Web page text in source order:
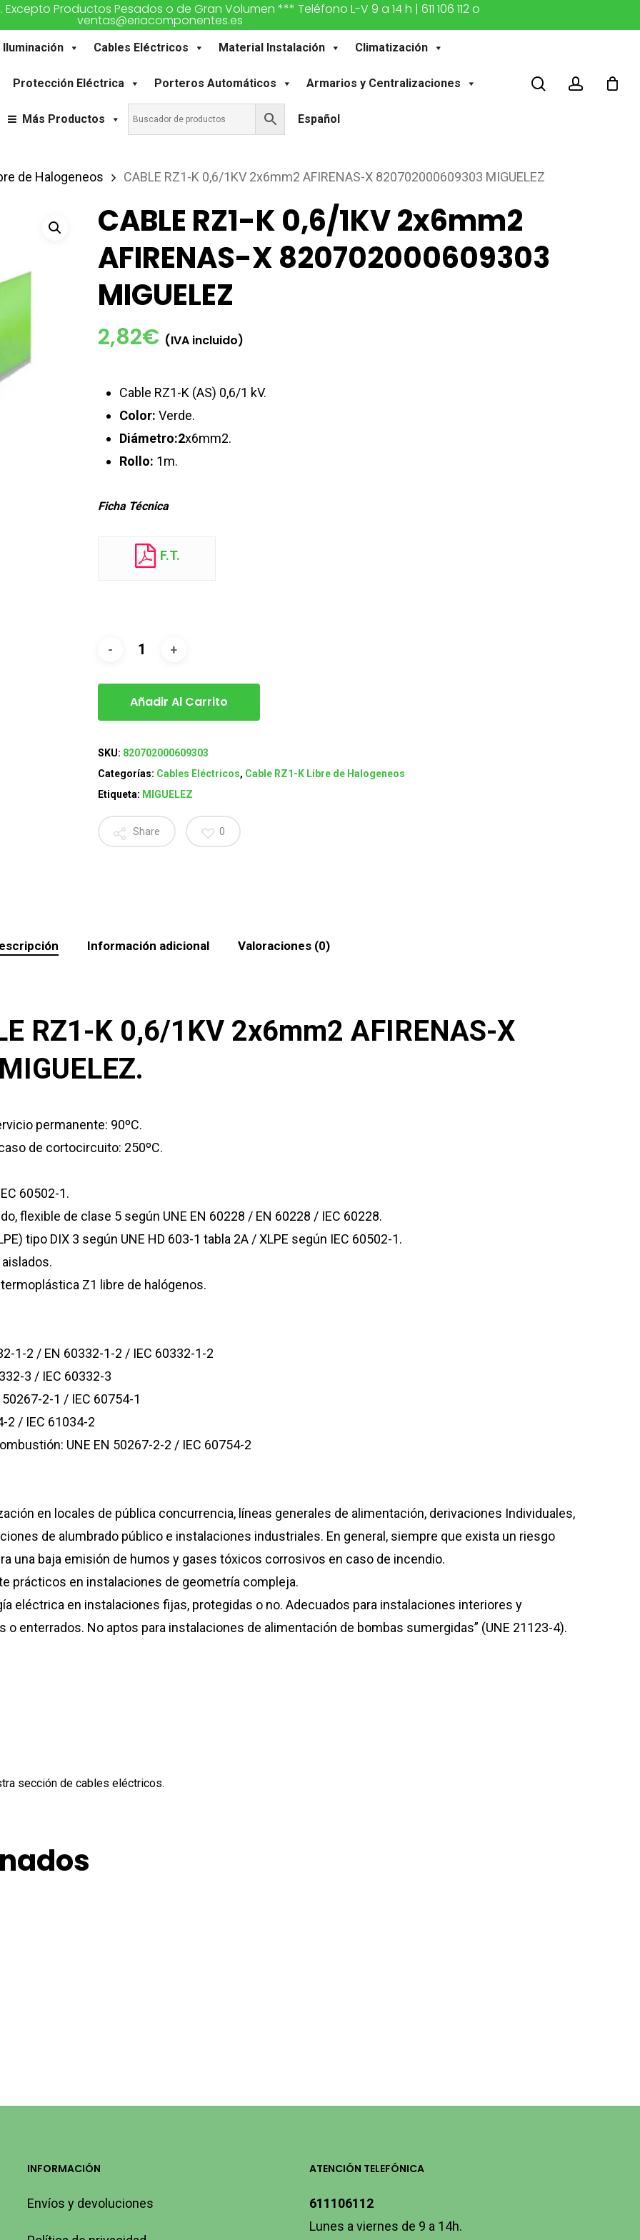
Productos Pesados o de Gran Volumen *** Teléfono L-V 9 a 14 h | 611 106 112 o
ventas@eriacomponentes.es
Iluminación Cables Eléctricos Material Instalación Climatización
Protección Eléctrica Porteros Automáticos Armarios y Centralizaciones
Más Productos Español
buscaraccount
de Halogeneos CABLE RZ1-K 0,6/1KV 2x6mm2 AFIRENAS-X 820702000609303 MIGUELEZ
CABLE RZ1-K 0,6/1KV 2x6mm2
AFIRENAS-X 820702000609303
MIGUELEZ
2,82€ (IVA incluido)
Cable RZ1-K (AS) 0,6/1 kV.
Color: Verde.
Diámetro:2x6mm2.
Rollo: 1m.
Ficha Técnica
F.T.
Añadir Al Carrito
SKU: 820702000609303
Categorías: Cables Eléctricos, Cable RZ1-K Libre de Halogeneos
Etiqueta: MIGUELEZ
Share 0
Información adicional Valoraciones (0)
RZ1-K 0,6/1KV 2x6mm2 AFIRENAS-X
permanente: 90ºC.
de cortocircuito: 250ºC.
60502-1.
flexible de clase 5 según UNE EN 60228 / EN 60228 / IEC 60228.
tipo DIX 3 según UNE HD 603-1 tabla 2A / XLPE según IEC 60502-1.
Z1 libre de halógenos.
1-2 / EN 60332-1-2 / IEC 60332-1-2
3 / IEC 60332-3
2-1 / IEC 60754-1
2 / IEC 61034-2
UNE EN 50267-2-2 / IEC 60754-2
en locales de pública concurrencia, líneas generales de alimentación, derivaciones Individuales,
de alumbrado público e instalaciones industriales. En general, siempre que exista un riesgo
una baja emisión de humos y gases tóxicos corrosivos en caso de incendio.
prácticos en instalaciones de geometría compleja.
eléctrica en instalaciones fijas, protegidas o no. Adecuados para instalaciones interiores y
enterrados. No aptos para instalaciones de alimentación de bombas sumergidas” (UNE 21123-4).
sección de cables eléctricos.
INFORMACIÓN
Envíos y devoluciones
ATENCIÓN TELEFÓNICA
611106112
Lunes a viernes de 9 a 14h.